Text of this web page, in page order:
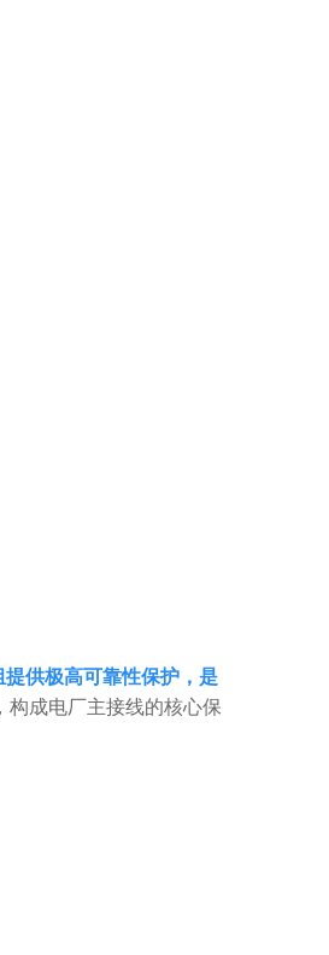
供极高可靠性保护，是
构成电厂主接线的核心保